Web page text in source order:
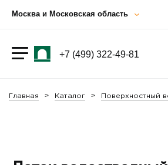
Москва и Московская область
+7 (499) 322-49-81
Главная Каталог Поверхностный